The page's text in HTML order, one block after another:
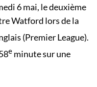
6 mai, le deuxième
Watford lors de la
(Premier League).
e minute sur une